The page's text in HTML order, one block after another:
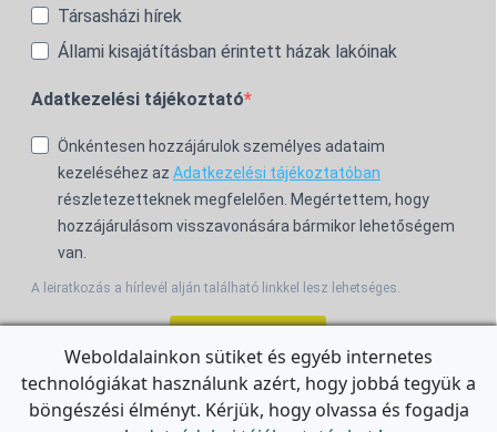
Társasházi hírek
Állami kisajátításban érintett házak lakóinak
Adatkezelési tájékoztató
Önkéntesen hozzájárulok személyes adataim
kezeléséhez az Adatkezelési tájékoztatóban
részletezetteknek megfelelően. Megértettem, hogy
hozzájárulásom visszavonására bármikor lehetőségem
van.
A leiratkozás a hírlevél alján található linkkel lesz lehetséges.
For the English Newsletter, clickHERE.
Weboldalainkon sütiket és egyéb internetes
technológiákat használunk azért, hogy jobbá tegyük a
böngészési élményt. Kérjük, hogy olvassa és fogadja